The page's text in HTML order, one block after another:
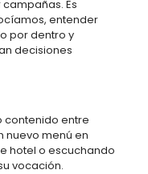
Es
entender
por dentro y
decisiones
contenido entre
nuevo menú en
hotel o escuchando
vocación.